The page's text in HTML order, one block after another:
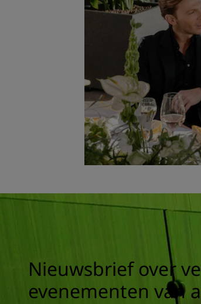
Nieuwsbrief over
evenementen van